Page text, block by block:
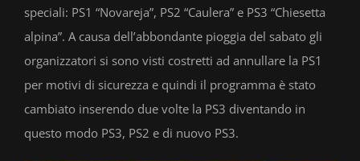
speciali: PS1 “Novareja”, PS2 “Caulera” e PS3 “Chiesetta
alpina”. A causa dell’abbondante pioggia del sabato gli
organizzatori si sono visti costretti ad annullare la PS1
per motivi di sicurezza e quindi il programma è stato
cambiato inserendo due volte la PS3 diventando in
questo modo PS3, PS2 e di nuovo PS3.